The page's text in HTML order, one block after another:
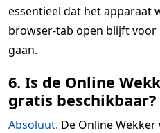
essentieel dat het apparaat
browser-tab open blijft
gaan.
6. Is de Online
gratis beschikbaar?
Absoluut. De Online